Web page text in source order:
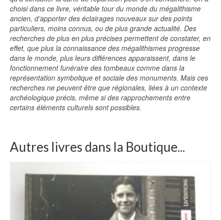
choisi dans ce livre, véritable tour du monde du mégalithisme
ancien, d’apporter des éclairages nouveaux sur des points
particuliers, moins connus, ou de plus grande actualité. Des
recherches de plus en plus précises permettent de constater, en
effet, que plus la connaissance des mégalithismes progresse
dans le monde, plus leurs différences apparaissent, dans le
fonctionnement funéraire des tombeaux comme dans la
représentation symbolique et sociale des monuments. Mais ces
recherches ne peuvent être que régionales, liées à un contexte
archéologique précis, même si des rapprochements entre
certains éléments culturels sont possibles.
Autres livres dans la Boutique...